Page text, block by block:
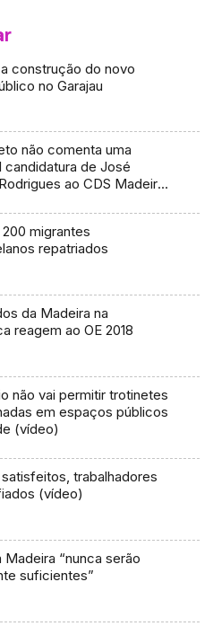
construção do novo
no Garajau
não comenta uma
candidatura de José
ao CDS Madeira
migrantes
repatriados
da Madeira na
reagem ao OE 2018
vai permitir trotinetes
em espaços públicos
(vídeo)
trabalhadores
(vídeo)
Madeira “nunca serão
suficientes”